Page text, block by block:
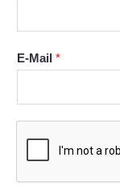
E-Mail *